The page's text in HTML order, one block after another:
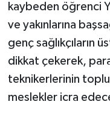
kaybeden öğrenci
ve yakınlarına
genç sağlıkçıların
dikkat çekerek,
teknikerlerinin
meslekler icra